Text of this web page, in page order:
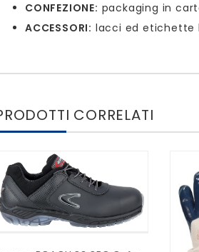
CONFEZIONE: packaging in
ACCESSORI: lacci ed etichette
CORRELATI